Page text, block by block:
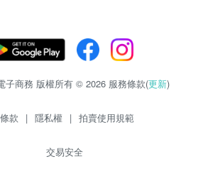
子商務 版權所有 © 2026 服務條款(更新)
款 | 隱私權 | 拍賣使用規範
交易安全